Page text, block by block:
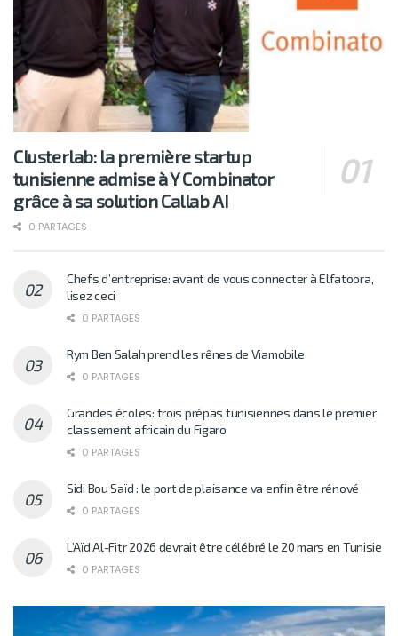
Clusterlab: la première startup
tunisienne admise à Y Combinator
grâce à sa solution Callab AI
0 PARTAGES
Chefs d’entreprise: avant de vous connecter à Elfatoora,
lisez ceci
0 PARTAGES
Rym Ben Salah prend les rênes de Viamobile
0 PARTAGES
Grandes écoles: trois prépas tunisiennes dans le premier
classement africain du Figaro
0 PARTAGES
Sidi Bou Saïd : le port de plaisance va enfin être rénové
0 PARTAGES
L’Aïd Al-Fitr 2026 devrait être célébré le 20 mars en Tunisie
0 PARTAGES